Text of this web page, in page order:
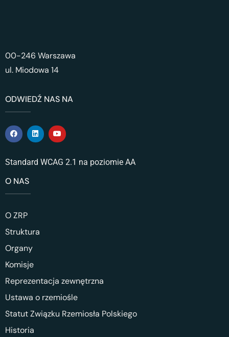
00-246 Warszawa
ul. Miodowa 14
ODWIEDŹ NAS NA
Standard WCAG 2.1 na poziomie AA
O NAS
O ZRP
Struktura
Organy
Komisje
Reprezentacja zewnętrzna
Ustawa o rzemiośle
Statut Związku Rzemiosła Polskiego
Historia